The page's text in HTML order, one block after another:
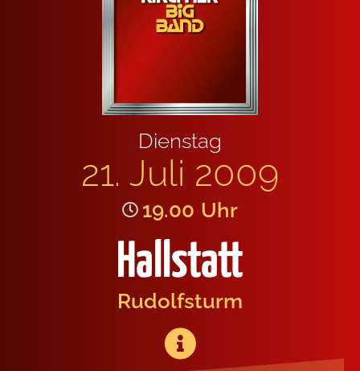
Diens­tag
21. Juli 2009
19.00 Uhr
Hallstatt
Rudolfs­turm